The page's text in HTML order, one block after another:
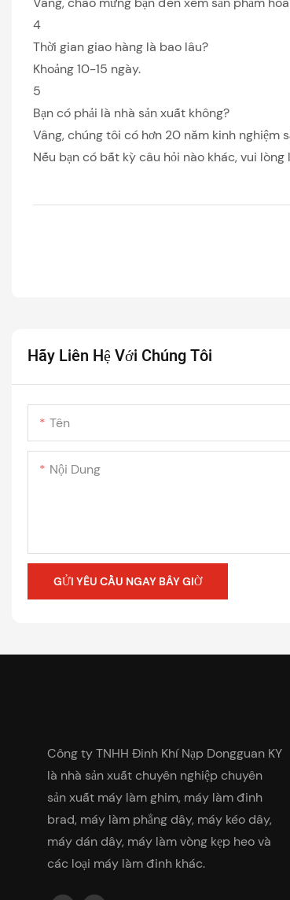
4
Thời gian giao hàng là bao lâu?
Khoảng 10-15 ngày.
5
Bạn có phải là nhà sản xuất không?
Vâng, chúng tôi có hơn 20 năm kinh nghiệm
Nếu bạn có bất kỳ câu hỏi nào khác, vui lòng
Hãy Liên Hệ Với Chúng Tôi
Tên
Nội Dung
GỬI YÊU CẦU NGAY BÂY GIỜ
Công ty TNHH Đinh Khí Nạp Dongguan KY
là nhà sản xuất chuyên nghiệp chuyên
sản xuất máy làm ghim, máy làm đinh
brad, máy làm phẳng dây, máy kéo dây,
máy dán dây, máy làm vòng kẹp heo và
các loại máy làm đinh khác.